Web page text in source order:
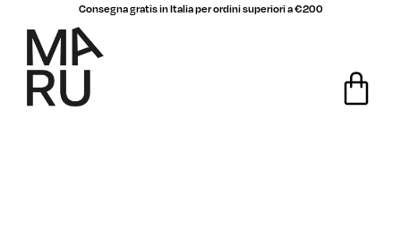
Consegna gratis in Italia per ordini superiori a €200